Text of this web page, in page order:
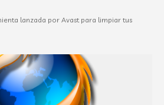
lanzada por Avast para limpiar tus